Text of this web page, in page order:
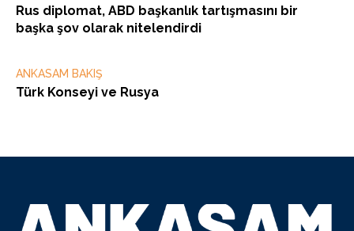
Rus diplomat, ABD başkanlık tartışmasını bir
başka şov olarak nitelendirdi
ANKASAM BAKIŞ
Türk Konseyi ve Rusya